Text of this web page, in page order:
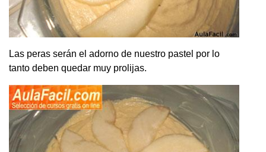
Las peras serán el adorno de nuestro pastel por lo
tanto deben quedar muy prolijas.